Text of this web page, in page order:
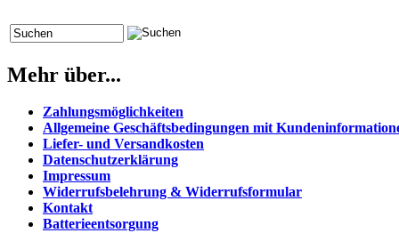
Mehr über...
Zahlungsmöglichkeiten
Allgemeine Geschäftsbedingungen mit
Liefer- und Versandkosten
Datenschutzerklärung
Impressum
Widerrufsbelehrung & Widerrufsformular
Kontakt
Batterieentsorgung